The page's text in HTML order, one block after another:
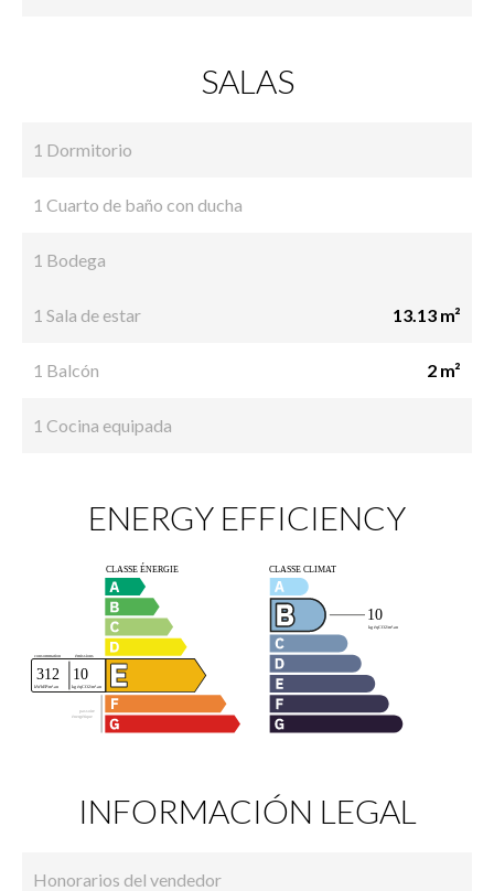
SALAS
1 Dormitorio
1 Cuarto de baño con ducha
1 Bodega
1 Sala de estar 13.13 m²
1 Balcón 2 m²
1 Cocina equipada
ENERGY EFFICIENCY
INFORMACIÓN LEGAL
Honorarios del vendedor